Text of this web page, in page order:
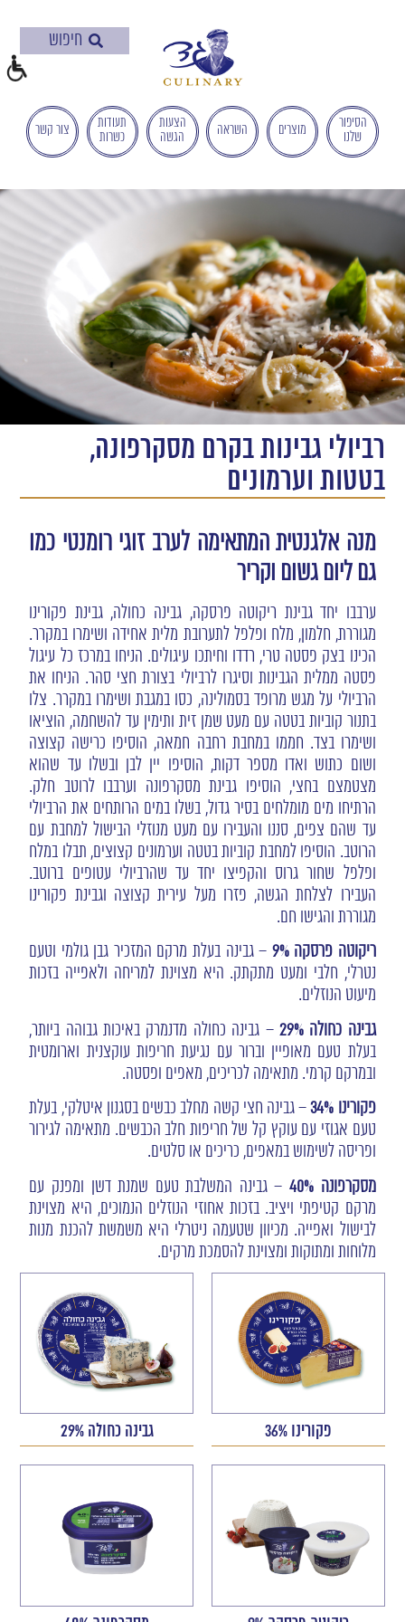
הישראלי
לְהַנְגָּשָׁת
אָתָרִים".
הַמְּסַיַּעַת
לִנְגִישׁוּת
לִפְתִיחַת
תַּפְרִיט
הֵנְּגִישׁוּת
לְחַץ
ALT+0
הסיפור
שלנו
מוצרים השראה
הצעות
הגשה
תעודות
כשרות
צור קשר
רביולי גבינות בקרם מסקרפונה,
בטטות וערמונים
מנה אלגנטית המתאימה לערב זוגי רומנטי כמו
גם ליום גשום וקריר
ערבבו יחד גבינת ריקוטה פרסקה, גבינה כחולה, גבינת פקורינו
מגוררת, חלמון, מלח ופלפל לתערובת מלית אחידה ושימרו במקרר.
הכינו בצק פסטה טרי, רדדו וחיתכו עיגולים. הניחו במרכז כל עיגול
פסטה ממלית הגבינות וסיגרו לרביולי בצורת חצי סהר. הניחו את
הרביולי על מגש מרופד בסמולינה, כסו במגבת ושימרו במקרר. צלו
בתנור קוביות בטטה עם מעט שמן זית ותימין עד להשחמה, הוציאו
ושימרו בצד. חממו במחבת רחבה חמאה, הוסיפו כרישה קצוצה
ושום כתוש ואדו מספר דקות, הוסיפו יין לבן ובשלו עד שהוא
מצטמצם בחצי, הוסיפו גבינת מסקרפונה וערבבו לרוטב חלק.
הרתיחו מים מומלחים בסיר גדול, בשלו במים הרותחים את הרביולי
עד שהם צפים, סננו והעבירו עם מעט מנוזלי הבישול למחבת עם
הרוטב. הוסיפו למחבת קוביות בטטה וערמונים קצוצים, תבלו במלח
ופלפל שחור גרוס והקפיצו יחד עד שהרביולי עטופים ברוטב.
העבירו לצלחת הגשה, פזרו מעל עירית קצוצה וגבינת פקורינו
מגוררת והגישו חם.
ריקוטה פרסקה 9%
– גבינה בעלת מרקם המזכיר גבן גולמי וטעם
נטרלי, חלבי ומעט מתקתק. היא מצוינת למריחה ולאפייה בזכות
מיעוט הנוזלים.
גבינה כחולה 29%
– גבינה כחולה מדנמרק באיכות גבוהה ביותר,
בעלת טעם מאופיין וברור עם נגיעת חריפות עוקצנית וארומטית
ובמרקם קרמי. מתאימה לכריכים, מאפים ופסטה.
פקורינו 34%
– גבינה חצי קשה מחלב כבשים בסגנון איטלקי, בעלת
טעם אגוזי עם עוקץ קל של חריפות חלב הכבשים. מתאימה לגירור
ופריסה לשימוש במאפים, כריכים או סלטים.
מסקרפונה 40%
– גבינה המשלבת טעם שמנת דשן ומפנק עם
מרקם קטיפתי ויציב. בזכות אחוזי הנוזלים הנמוכים, היא מצוינת
לבישול ואפייה. מכיוון שטעמה ניטרלי היא משמשת להכנת מנות
מלוחות ומתוקות ומצוינת להסמכת מרקים.
גבינה כחולה 29% פקורינו 36%